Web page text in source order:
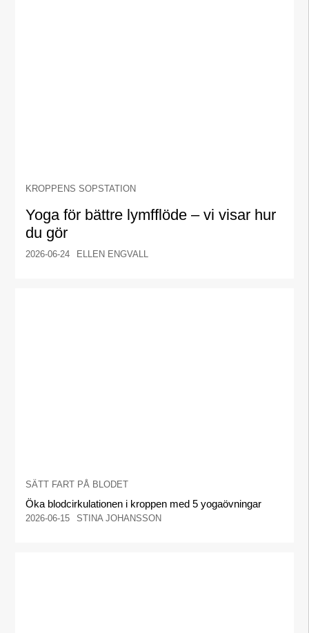
KROPPENS SOPSTATION
Yoga för bättre lymfflöde – vi visar hur
du gör
2026-06-24 ELLEN ENGVALL
SÄTT FART PÅ BLODET
Öka blodcirkulationen i kroppen med 5 yogaövningar
2026-06-15 STINA JOHANSSON